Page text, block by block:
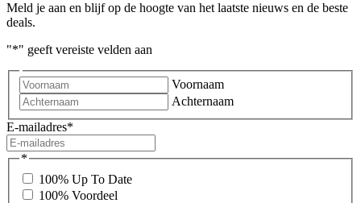
Meld je aan en blijf op de hoogte van het laatste nieuws en de beste
deals.
"*" geeft vereiste velden aan
Voornaam
Achternaam
E-mailadres*
*
100% Up To Date
100% Voordeel